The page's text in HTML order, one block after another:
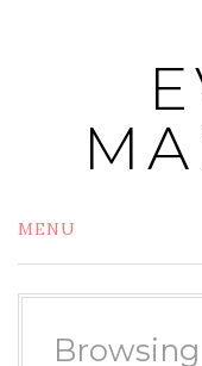
MENU
Browsing